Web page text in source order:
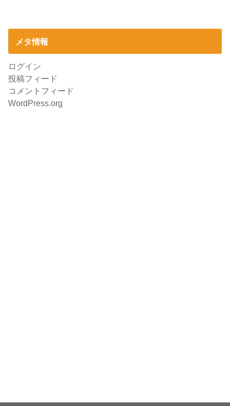
メタ情報
ログイン
投稿フィード
コメントフィード
WordPress.org